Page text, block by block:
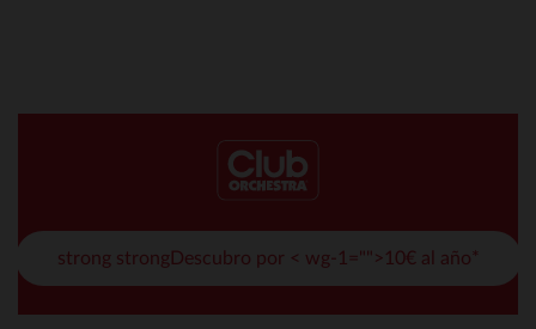
strong strongDescubro por < wg-1="">10€ al año*